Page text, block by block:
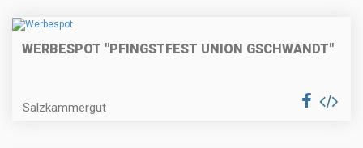
WERBESPOT "PFINGSTFEST UNION GSCHWANDT"
Salzkammergut